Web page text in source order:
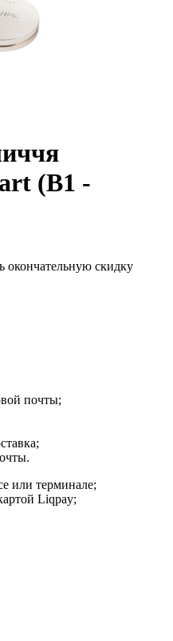
(В1 -
окончательную скидку
почты;
или терминале;
Liqpay;